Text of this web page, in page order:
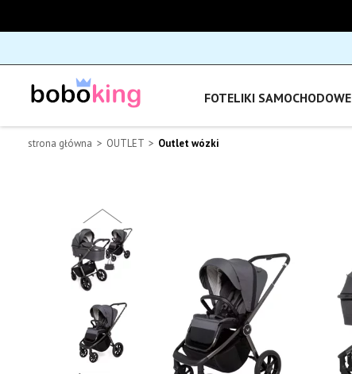
FOTELIKI SAMOCHODOWE
strona główna OUTLET Outlet wózki